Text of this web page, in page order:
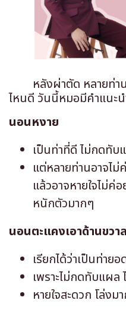
หลังผ่าตัด หลายท่าน
ไหนดี วันนี้หมอมีคำแนะ
นอนหงาย
เป็นท่าที่ดี ไม่กดทับ
แต่หลายท่านอาจไ
แล้วอาจหายใจไม่ค่
หนักตัวมากๆ
นอนตะแคงเอาด้านขวา
เรียกได้ว่าเป็นท่าย
เพราะไม่กดทับแผล
หายใจสะดวก โล่ง